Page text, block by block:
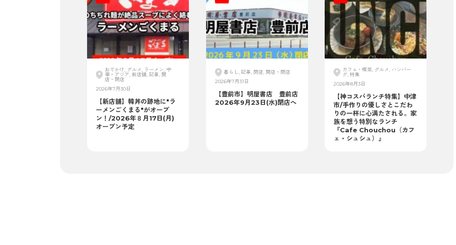
おでかけ, グルメ, ラーメン, 中
華・アジア, 新店舗, 記事, 開
店・閉店
2026年7月30日
【新店舗】韓丼の跡地に"ラ
ーメンごくまる"がオープ
ン！/2026年８月17日(月)
オープン予定
暮らし, 記事, 閉店, 開店・閉店
2026年7月31日
【豊前市】明屋書店 豊前店
2026年9月23日(水)閉店へ
カフェ・喫茶, グルメ, ハンバー
グ, 特集
2026年8月3日
【神コスパランチ特集】中津
市/手作りの優しさとこだわ
りの一杯に心満たされる。家
族を想う特別なランチ
『Cafe Chouchou（カフ
ェ・シュシュ）』